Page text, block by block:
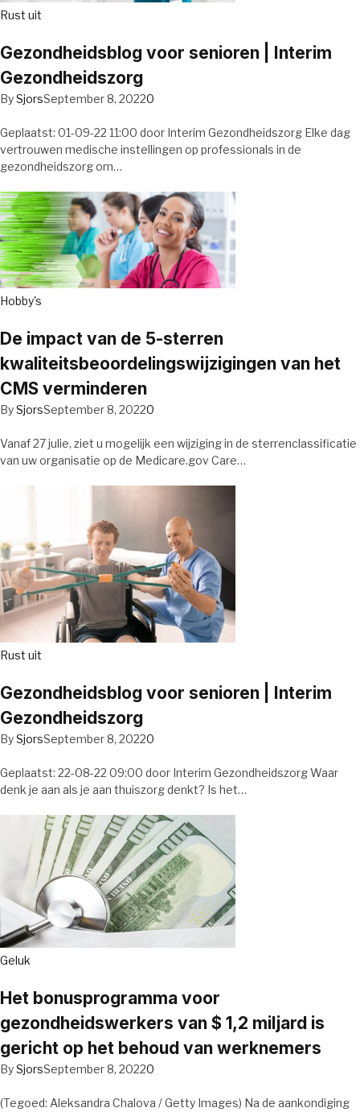
Rust uit
Gezondheidsblog voor senioren | Interim
Gezondheidszorg
BySjorsSeptember 8, 20220
Geplaatst: 01-09-22 11:00 door Interim Gezondheidszorg Elke dag
vertrouwen medische instellingen op professionals in de
gezondheidszorg om…
Hobby's
De impact van de 5-sterren
kwaliteitsbeoordelingswijzigingen van het
CMS verminderen
BySjorsSeptember 8, 20220
Vanaf 27 julie, ziet u mogelijk een wijziging in de sterrenclassificatie
van uw organisatie op de Medicare.gov Care…
Rust uit
Gezondheidsblog voor senioren | Interim
Gezondheidszorg
BySjorsSeptember 8, 20220
Geplaatst: 22-08-22 09:00 door Interim Gezondheidszorg Waar
denk je aan als je aan thuiszorg denkt? Is het…
Geluk
Het bonusprogramma voor
gezondheidswerkers van $ 1,2 miljard is
gericht op het behoud van werknemers
BySjorsSeptember 8, 20220
(Tegoed: Aleksandra Chalova / Getty Images) Na de aankondiging